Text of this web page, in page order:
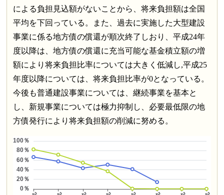
による負担見込額がないことから、将来負担額は全国
平均を下回っている。また、過去に実施した大型建設
事業に係る地方債の償還が順次終了しおり、平成24年
度以降は、地方債の償還に充当可能な基金積立額の増
額により将来負担比率については大きく低減し,平成25
年度以降については、将来負担比率が0となっている。
今後も普通建設事業については、継続事業を基本と
し、新規事業については極力抑制し、必要最低限の地
方債発行により将来負担額の削減に努める。